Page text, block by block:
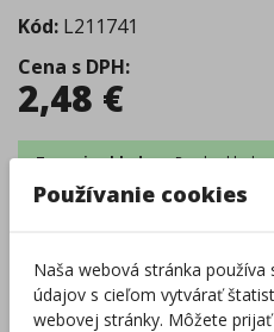
Kód: L211741
Cena s DPH:
2,48 €
Tovar je skladom.
12.08 - kuriérom na adresu (
11.08 - osobný odber Prievidza (
Centrálny sklad 0 ks
Externý sklad:258 ks
Zobraziť dostupnosť v
Používanie cookies
Naša webová stránka používa
údajov s cieľom vytvárať
webovej stránky. Môžete